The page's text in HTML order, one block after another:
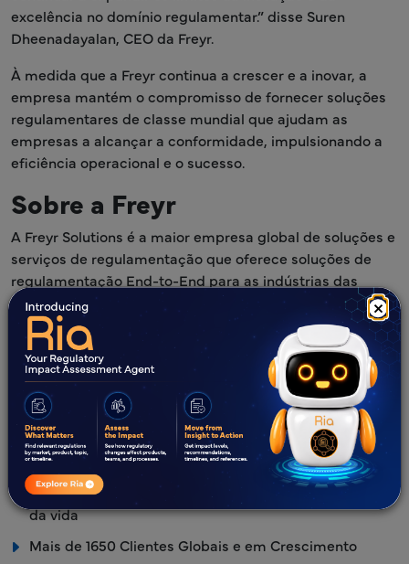
×
excelência no domínio regulamentar.” disse Suren
Dheenadayalan, CEO da Freyr.
À medida que a Freyr continua a crescer e a inovar, a
empresa mantém o compromisso de fornecer soluções
regulamentares de classe mundial que ajudam as
empresas a alcançar a conformidade, impulsionando a
eficiência operacional e o sucesso.
Sobre a Freyr
A Freyr Solutions é a maior empresa global de soluções e
serviços de regulamentação que oferece soluções de
regulamentação End-to-End para as indústrias das
ciências da vida. Os serviços incluem Assuntos
Regulamentares, farmacovigilância, investigação clínica,
gestão da qualidade e soluções tecnológicas, como
sistemas de gestão de informação regulamentar e
integração de dados regulamentares. A experiência da
Freyr em Assuntos Regulamentares torna-a um parceiro
de confiança para empresas das ciências da vida que
procuram navegar no complexo panorama regulamentar.
Mais de 12 anos no panorama Regulatório das ciências
da vida
Mais de 1650 Clientes Globais e em Crescimento